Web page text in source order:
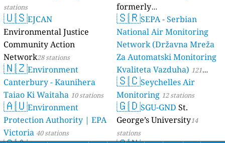
stations
🇺🇸EJCAN
Environmental Justice
Community Action
Network28 stations
🇳🇿Environment
Canterbury - Kaunihera
Taiao Ki Waitaha 10 stations
🇦🇺Environment
Protection Authority | EPA
Victoria 40 stations
formerly
luftdaten.info35819 stations
🇸🇷SEPA - Serbian
National Air Monitoring
Network (Državna Mreža
Za Automatski Monitoring
Kvaliteta Vazduha) 121
stations
🇸🇨Seychelles Air
Monitoring 12 stations
🇬🇩SGU-GND St.
George’s University14
stations